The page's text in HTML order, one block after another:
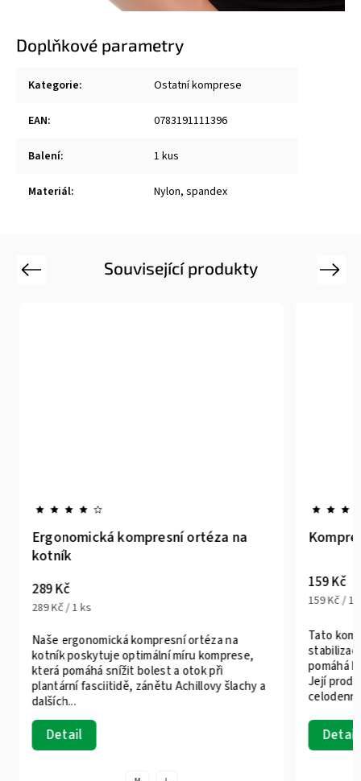
Doplňkové parametry
Kategorie: Ostatní komprese
EAN: 0783191111396
Balení: 1 kus
Materiál: Nylon, spandex
Související produkty
Previous
Ergonomická kompresní ortéza na
kotník
289 Kč
289 Kč / 1 ks
Detail
Naše ergonomická kompresní ortéza na
kotník poskytuje optimální míru komprese,
která pomáhá snížit bolest a otok při
plantární fasciitidě, zánětu Achillovy šlachy a
dalších...
159 Kč
159 Kč / 1
Detail
Tato
pomáhá
Její
Next